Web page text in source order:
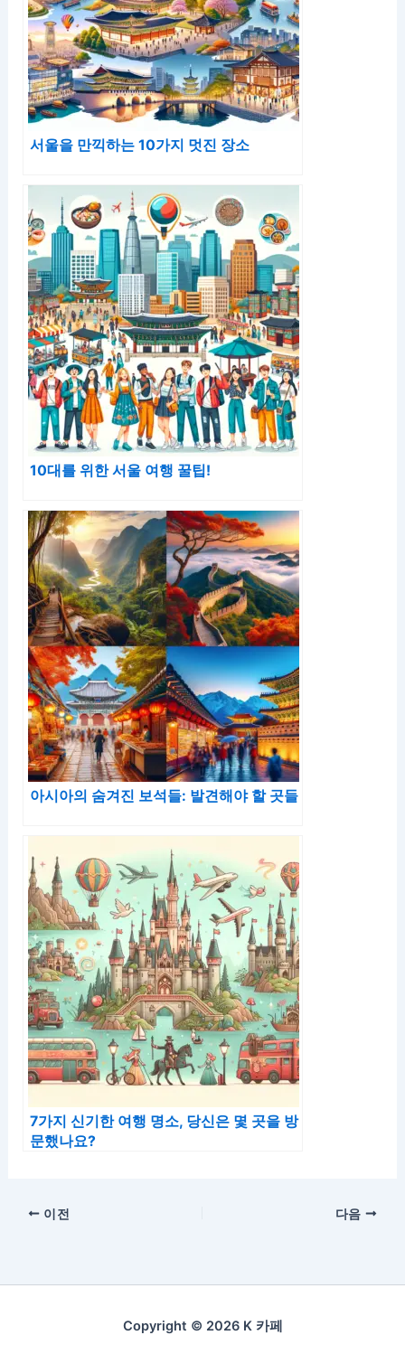
서울을 만끽하는 10가지 멋진 장소
10대를 위한 서울 여행 꿀팁!
아시아의 숨겨진 보석들: 발견해야 할 곳들
7가지 신기한 여행 명소, 당신은 몇 곳을 방
문했나요?
이전 다음
Copyright © 2026 K 카페